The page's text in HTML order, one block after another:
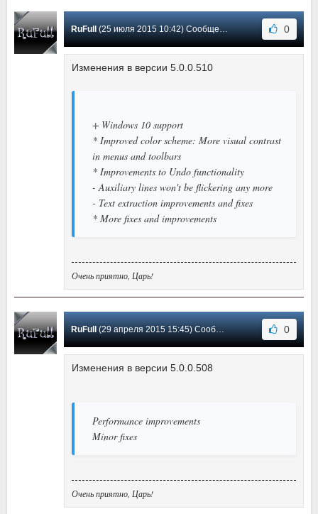
RuFull (25 июля 2015 10:42) Сообщение #13 0
Изменения в версии 5.0.0.510
+ Windows 10 support
* Improved color scheme: More visual contrast
in menus and toolbars
* Improvements to Undo functionality
- Auxiliary lines won't be flickering any more
- Text extraction improvements and fixes
* More fixes and improvements
Очень приятно, Царь!
RuFull (29 апреля 2015 15:45) Сообщение #12 0
Изменения в версии 5.0.0.508
Performance improvements
Minor fixes
Очень приятно, Царь!